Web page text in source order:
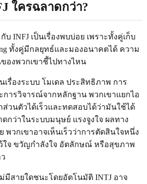
ใครฉลาดกว่า?
บ INFJ เป็นเรื่องพบบ่อย เพราะทั้งคู่เก็บ
ทั้งคู่มีกลยุทธ์และมองอนาคตได้ ความ
องพวกเขาชี้ไปทางไหน
เรื่องระบบ โมเดล ประสิทธิภาพ การ
การวิจารณ์จากหลักฐาน พวกเขาแยกไอ
ส่วนตัวได้เร็วและทดสอบได้ว่ามันใช้ได้
กว่าในระบบมนุษย์ แรงจูงใจ ผลทาง
วกเขาอาจเห็นเร็วว่าการตัดสินใจหนึ่ง
ใจ ขวัญกำลังใจ อัตลักษณ์ หรือสุขภาพ
มีสายใดชนะโดยอัตโนมัติ INTJ อาจ